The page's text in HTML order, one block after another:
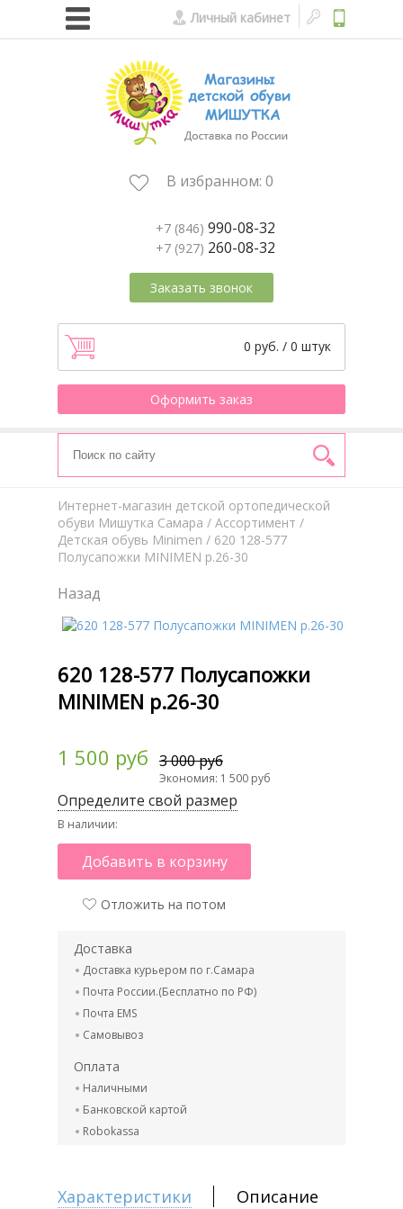
Личный кабинет
В избранном: 0
+7 (846) 990-08-32
+7 (927) 260-08-32
Заказать звонок
0 руб. / 0 штук
Оформить заказ
Интернет-магазин детской ортопедической
обуви Мишутка Самара / Aссортимент /
Детская обувь Minimen / 620 128-577
Полусапожки MINIMEN р.26-30
Назад
620 128-577 Полусапожки
MINIMEN р.26-30
1 500 руб 3 000 руб
Экономия: 1 500 руб
Определите свой размер
В наличии:
Добавить в корзину
Отложить на потом
Доставка
Доставка курьером по г.Самара
Почта России.(Бесплатно по РФ)
Почта EMS
Самовывоз
Оплата
Наличными
Банковской картой
Robokassa
Характеристики Описание